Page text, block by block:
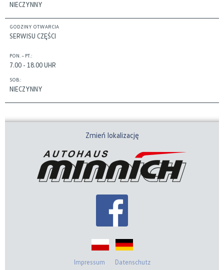
NIECZYNNY
GODZINY OTWARCIA
SERWISU CZĘŚCI
PON. – PT.:
7.00 - 18.00 UHR
SOB.:
NIECZYNNY
Zmień lokalizację
Impressum Datenschutz